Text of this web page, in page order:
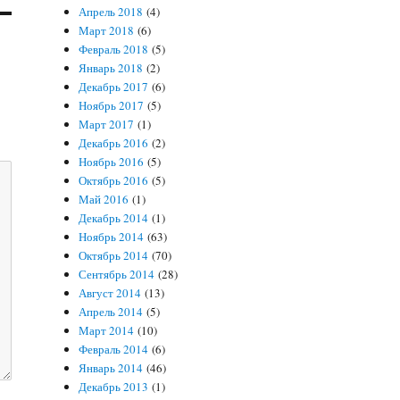
Апрель 2018 (4)
Март 2018 (6)
Февраль 2018 (5)
Январь 2018 (2)
Декабрь 2017 (6)
Ноябрь 2017 (5)
Март 2017 (1)
Декабрь 2016 (2)
Ноябрь 2016 (5)
Октябрь 2016 (5)
Май 2016 (1)
Декабрь 2014 (1)
Ноябрь 2014 (63)
Октябрь 2014 (70)
Сентябрь 2014 (28)
Август 2014 (13)
Апрель 2014 (5)
Март 2014 (10)
Февраль 2014 (6)
Январь 2014 (46)
Декабрь 2013 (1)